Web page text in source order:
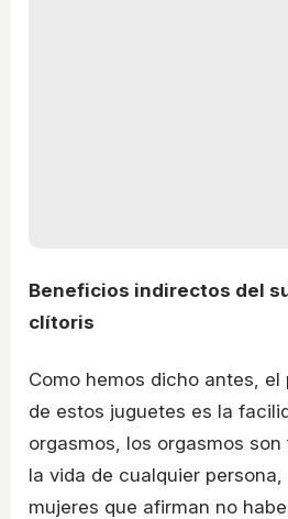
Beneficios indirectos del
clítoris
Como hemos dicho antes,
de estos juguetes es la
orgasmos, los orgasmos
la vida de cualquier
mujeres que afirman no